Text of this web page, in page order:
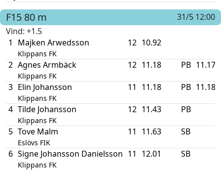
F15 80 m
31/5 12:00
Vind: +1.5
1
Majken Arwedsson
Klippans FK
12 10.92
2 Agnes Armbäck
Klippans FK
12 11.18 PB 11.175
3 Elin Johansson
Klippans FK
11 11.18 PB 11.180
4 Tilde Johansson
Klippans FK
12 11.43 PB
5 Tove Malm
Eslövs FIK
11 11.63 SB
6 Signe Johansson Danielsson
Klippans FK
11 12.01 SB